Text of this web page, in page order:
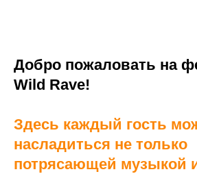
Добро пожаловать на
Wild Rave!
Здесь каждый гость
насладиться не только
потрясающей музыкой